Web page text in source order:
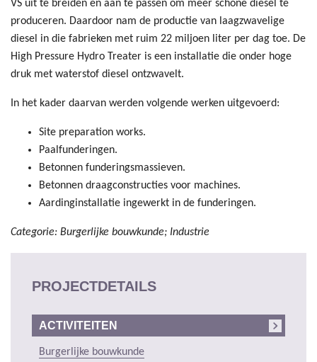
VS uit te breiden en aan te passen om meer schone diesel te
produceren. Daardoor nam de productie van laagzwavelige
diesel in die fabrieken met ruim 22 miljoen liter per dag toe. De
High Pressure Hydro Treater is een installatie die onder hoge
druk met waterstof diesel ontzwavelt.
In het kader daarvan werden volgende werken uitgevoerd:
Site preparation works.
Paalfunderingen.
Betonnen funderingsmassieven.
Betonnen draagconstructies voor machines.
Aardinginstallatie ingewerkt in de funderingen.
Categorie: Burgerlijke bouwkunde; Industrie
PROJECTDETAILS
ACTIVITEITEN
Burgerlijke bouwkunde